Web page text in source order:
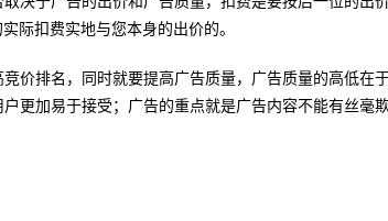
际扣费实地与您本身的出价的。
价排名，同时就要提高广告质量，广告质量的高低在
更加易于接受；广告的重点就是广告内容不能有丝毫